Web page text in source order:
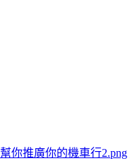
你推廣你的機車行2.png